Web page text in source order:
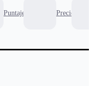
Puntaje Precio